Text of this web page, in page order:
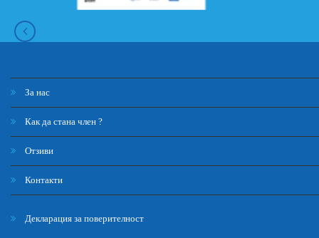
За нас
Как да стана член ?
Отзиви
Контакти
Декларация за поверителност